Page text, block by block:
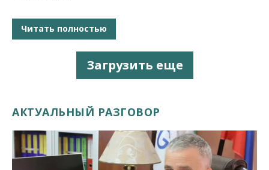
Читать полностью
Загрузить еще
АКТУАЛЬНЫЙ РАЗГОВОР